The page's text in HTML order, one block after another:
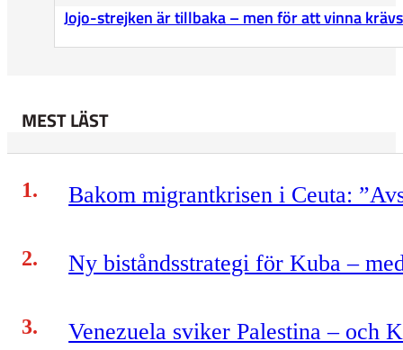
Jojo-strejken är tillbaka – men för att vinna
MEST LÄST
Bakom migrantkrisen i Ceuta:
Ny biståndsstrategi för Kuba –
Venezuela sviker Palestina – och